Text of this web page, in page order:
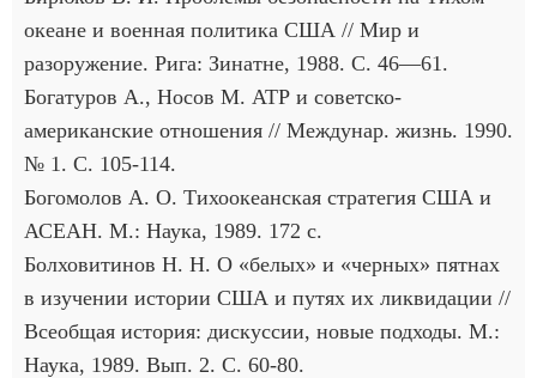
океане и военная политика США // Мир и
разоружение. Рига: Зинатне, 1988. С. 46—61.
Богатуров А., Носов М. АТР и советско-
американские отношения // Междунар. жизнь. 1990.
№ 1. С. 105-114.
Богомолов А. О. Тихоокеанская стратегия США и
АСЕАН. М.: Наука, 1989. 172 с.
Болховитинов Н. Н. О «белых» и «черных» пятнах
в изучении истории США и путях их ликвидации //
Всеобщая история: дискуссии, новые подходы. М.:
Наука, 1989. Вып. 2. С. 60-80.